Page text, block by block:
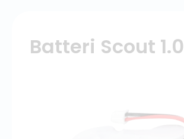
Batteri Scout 1.0